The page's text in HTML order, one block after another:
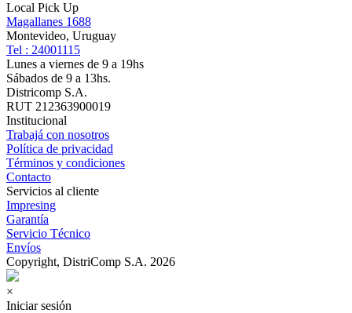
Local Pick Up
Magallanes 1688
Montevideo, Uruguay
Tel : 24001115
Lunes a viernes de 9 a 19hs
Sábados de 9 a 13hs.
Districomp S.A.
RUT 212363900019
Institucional
Trabajá con nosotros
Política de privacidad
Términos y condiciones
Contacto
Servicios al cliente
Impresing
Garantía
Servicio Técnico
Envíos
Copyright, DistriComp S.A. 2026
×
Iniciar sesión